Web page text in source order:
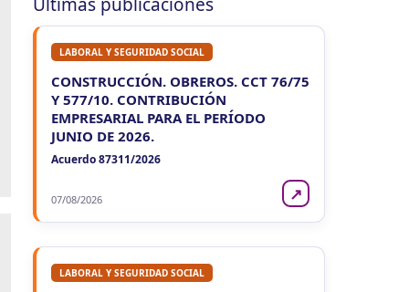
Últimas publicaciones
LABORAL Y SEGURIDAD SOCIAL
CONSTRUCCIÓN. OBREROS. CCT 76/75
Y 577/10. CONTRIBUCIÓN
EMPRESARIAL PARA EL PERÍODO
JUNIO DE 2026.
Acuerdo 87311/2026
07/08/2026 ↗
LABORAL Y SEGURIDAD SOCIAL